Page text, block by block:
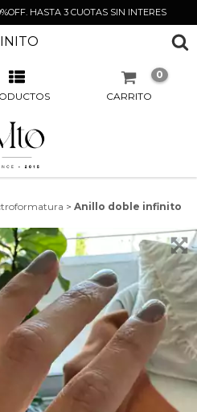
HASTA 3 CUOTAS SIN INTERES
CARRITO
0
> Anillo doble infinito